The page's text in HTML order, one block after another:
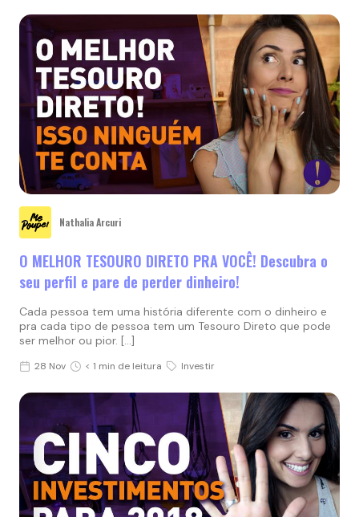
Nathalia Arcuri
O MELHOR TESOURO DIRETO PRA VOCÊ! Descubra o
seu perfil e pare de perder dinheiro!
Cada pessoa tem uma história diferente com o dinheiro e
pra cada tipo de pessoa tem um Tesouro Direto que pode
ser melhor ou pior. […]
28 Nov < 1 min de leitura Investir